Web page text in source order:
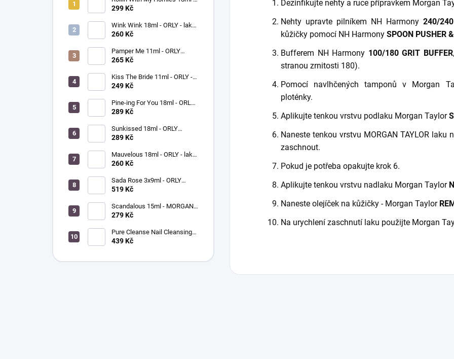
ORLY - lak na nehty
299 Kč
Wink Wink 18ml - ORLY - lak
na nehty
260 Kč
Pamper Me 11ml - ORLY
BREATHABLE - ošetřující lak
265 Kč
Kiss The Bride 11ml - ORLY -
lak na nehty
249 Kč
Pine-ing For You 18ml - ORLY
BREATHABLE - ošetřující
289 Kč
Sunkissed 18ml - ORLY
BREATHABLE - ošetřující
289 Kč
Mauvelous 18ml - ORLY - lak
na nehty
260 Kč
Sada Rose 3x9ml - ORLY
FRENCH MANICURE - sada
519 Kč
Scandalous 15ml - MORGAN
TAYLOR - lak na nehty
279 Kč
Pure Cleanse Nail Cleansing
Spray 120ml - MORGAN
439 Kč
Dezinfikujte nehty a ruce přípravkem Morgan
Nehty upravte pilníkem NH Harmony240/
kůžičky pomocí NH Harmony SPOON PUSHER
Bufferem NH Harmony 100/180 GRIT BUFFER
stranou zrnitosti 180).
Pomocí navlhčených tamponů v Morgan
ploténky.
Aplikujte tenkou vrstvu podlaku Morgan Taylor
Naneste tenkou vrstvu MORGAN TAYLOR
zaschnout.
Pokud je potřeba opakujte krok 6.
Aplikujte tenkou vrstvu nadlaku Morgan Taylor
Naneste olejíček na kůžičky - Morgan Taylor
Na urychlení zaschnutí laku použijte Morgan